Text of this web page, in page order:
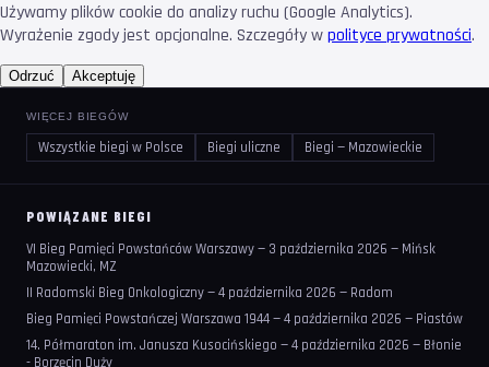
Używamy plików cookie do analizy ruchu (Google Analytics).
Wyrażenie zgody jest opcjonalne. Szczegóły wpolityce prywatności.
Odrzuć Akceptuję
WIĘCEJ BIEGÓW
Wszystkie biegi w Polsce Biegi uliczne Biegi — Mazowieckie
POWIĄZANE BIEGI
VI Bieg Pamięci Powstańców Warszawy — 3 października 2026 — Mińsk
Mazowiecki, MZ
II Radomski Bieg Onkologiczny — 4 października 2026 — Radom
Bieg Pamięci Powstańczej Warszawa 1944 — 4 października 2026 — Piastów
14. Półmaraton im. Janusza Kusocińskiego — 4 października 2026 — Błonie
- Borzęcin Duży